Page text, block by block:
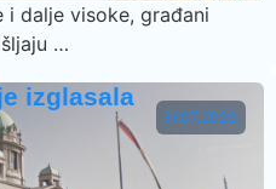
i dalje visoke, građani
…
31.07.2026.
izglasala